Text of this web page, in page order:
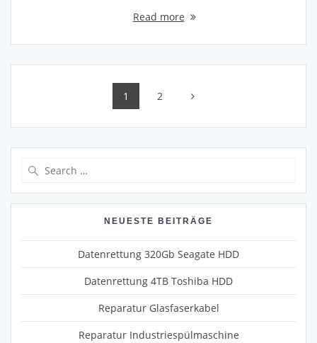
Read more
navigation
Page
1 Page
2
NEUESTE BEITRÄGE
Datenrettung 320Gb Seagate HDD
Datenrettung 4TB Toshiba HDD
Reparatur Glasfaserkabel
Reparatur Industriespülmaschine